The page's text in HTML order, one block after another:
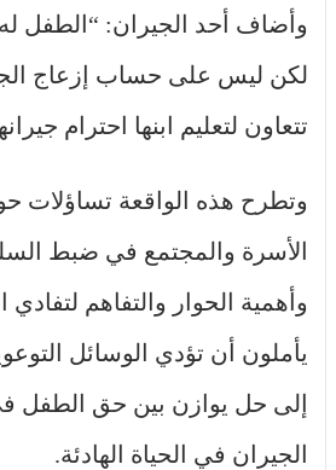
وأضاف أحد الجيران: “الطفل
لكن ليس على حساب إزعاج
تتعاون لتعليم ابنها احترام
وتطرح هذه الواقعة تساؤلات
الأسرة والمجتمع في ضبط
وأهمية الحوار والتفاهم
يأملون أن تؤدي الوسائل
إلى حل يوازن بين حق الطفل
الجيران في الحياة الهادئة.